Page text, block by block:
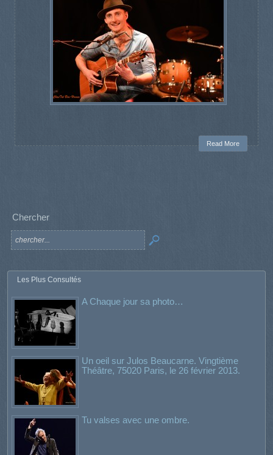
Read More
Chercher
Les Plus Consultés
A Chaque jour sa photo…
Un oeil sur Julos Beaucarne. Vingtième
Théâtre, 75020 Paris, le 26 février 2013.
Tu valses avec une ombre.